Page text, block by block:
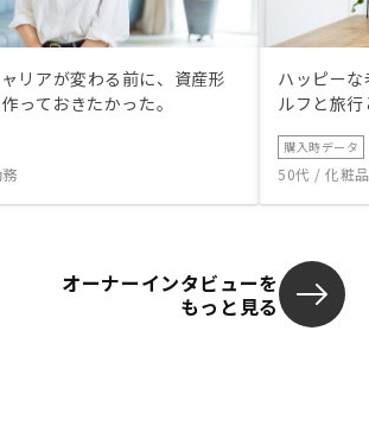
リアが変わる前に、資産形
っておきたかった。
ハッピー
ルフと旅
購入時データ
50代 / 化粧
オーナーインタビューを
もっと見る